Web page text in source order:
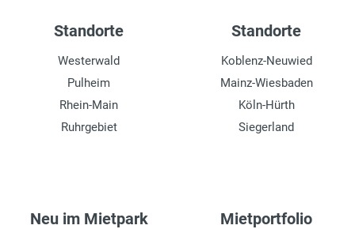
Standorte
Westerwald
Pulheim
Rhein-Main
Ruhrgebiet
Standorte
Koblenz-Neuwied
Mainz-Wiesbaden
Köln-Hürth
Siegerland
Neu im Mietpark Mietportfolio